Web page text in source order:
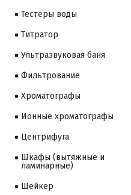
Тестеры воды
Титратор
Ультразвуковая баня
Фильтрование
Хроматографы
Ионные хроматографы
Центрифуга
Шкафы (вытяжные и
ламинарные)
Шейкер